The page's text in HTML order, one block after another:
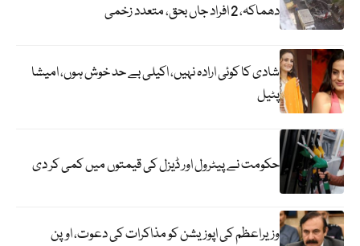
دھماکہ، 2 افراد جاں بحق، متعدد زخمی
شادی کا کوئی ارادہ نہیں، اکیلی بے حد خوش ہوں، امیشا
پٹیل
حکومت نے پیٹرول اور ڈیزل کی قیمتوں میں کمی کر دی
وزیراعظم کی اپوزیشن کو مذاکرات کی دعوت، اوپن